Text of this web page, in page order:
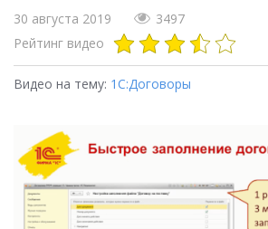
30 августа 2019
3497
Рейтинг видео
Видео на тему: 1С:Договоры